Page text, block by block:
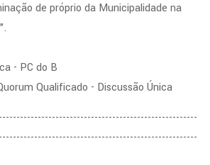
de próprio da Municipalidade na
- PC do B
Qualificado - Discussão Única